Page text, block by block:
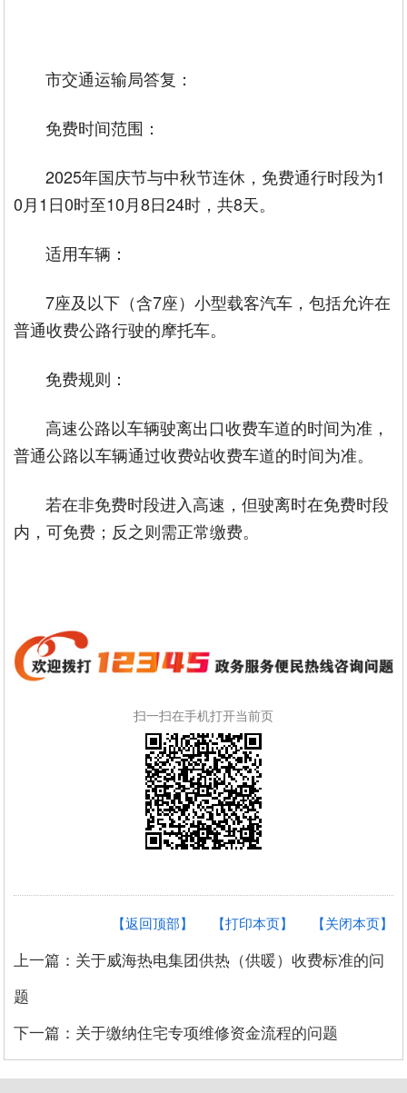
市交通运输局答复：
免费时间范围‌：
2025年国庆节与中秋节连休，免费通行时段为‌1
0月1日0时至10月8日24时‌，共8天。‌‌
‌ 适用车辆‌：
7座及以下（含7座）小型载客汽车，包括允许在
普通收费公路行驶的摩托车。‌‌
‌ 免费规则‌：
高速公路以车辆驶离出口收费车道的时间为准，
普通公路以车辆通过收费站收费车道的时间为准。‌‌
若在非免费时段进入高速，但驶离时在免费时段
内，可免费；反之则需正常缴费。
扫一扫在手机打开当前页
【关闭本页】
【打印本页】
【返回顶部】
上一篇：关于威海热电集团供热（供暖）收费标准的问
题
下一篇：关于缴纳住宅专项维修资金流程的问题